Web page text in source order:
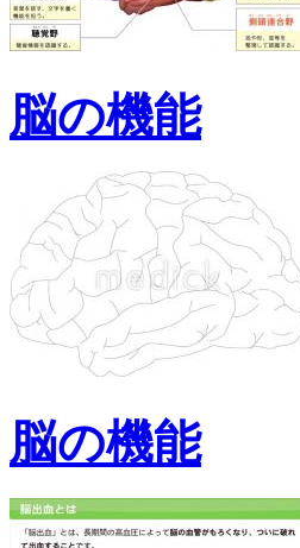
脳の機能
脳の機能